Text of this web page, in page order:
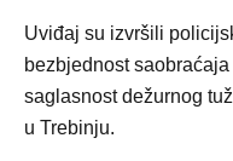
Uviđaj su izvršili
bezbjednost
saglasnost dežurnog
u Trebinju.